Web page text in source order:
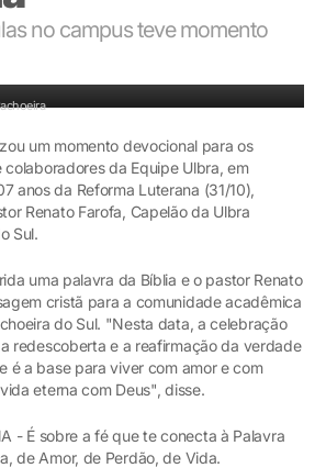
no campus teve momento
um momento devocional para os
colaboradores da Equipe Ulbra, em
anos da Reforma Luterana (31/10),
Renato Farofa, Capelão da Ulbra
Sul.
uma palavra da Bíblia e o pastor Renato
cristã para a comunidade acadêmica
do Sul. "Nesta data, a celebração
redescoberta e a reafirmação da verdade
é a base para viver com amor e com
eterna com Deus", disse.
- É sobre a fé que te conecta à Palavra
de Amor, de Perdão, de Vida.